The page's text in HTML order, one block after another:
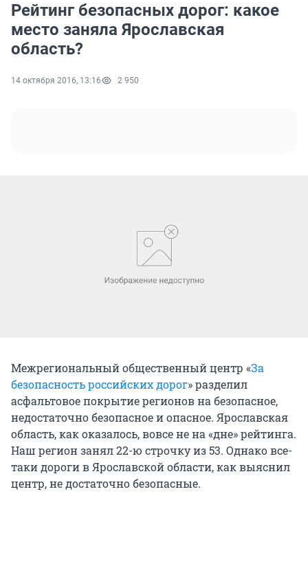
Рейтинг безопасных дорог: какое
место заняла Ярославская
область?
14 октября 2016, 13:16 2 950
Межрегиональный общественный центр «За
безопасность российских дорог» разделил
асфальтовое покрытие регионов на безопасное,
недостаточно безопасное и опасное. Ярославская
область, как оказалось, вовсе не на «дне» рейтинга.
Наш регион занял 22-ю строчку из 53. Однако все-
таки дороги в Ярославской области, как выяснил
центр, не достаточно безопасные.